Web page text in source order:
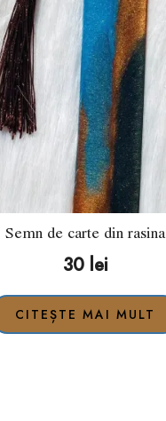
Semn de carte din rasina
30 lei
CITEȘTE MAI MULT